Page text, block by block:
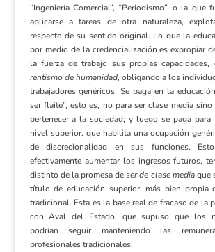
“Ingeniería Comercial”, “Periodismo”, o la que
aplicarse a tareas de otra naturaleza,
respecto de su sentido original. Lo que la
por medio de la credencialización es expropiar
la fuerza de trabajo sus propias
rentismo de humanidad, obligando a los
trabajadores genéricos. Se paga en la
ser flaite”, esto es, no para ser clase media
pertenecer a la sociedad; y luego se paga
nivel superior, que habilita una ocupación
de discrecionalidad en sus funciones.
efectivamente aumentar los ingresos futuros,
distinto de la promesa deser de clase mediaque
título de educación superior, más bien propia
tradicional. Esta es la base real de fracaso de la
con Aval del Estado, que supuso que los
podrían seguir manteniendo las
profesionales tradicionales.